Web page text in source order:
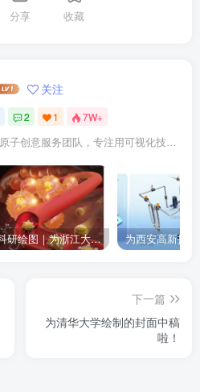
分享 收藏
关注
2 1 7W+
你好！这里是原子创意服务团队，专注用可视化技术点亮科研成果。我们提供： ✓ 期刊封面设计 ✓ 论文插图优化 ✓ 二维三维动画 ✓ 数字孪生建模 已成功服务10000+企业及科研人士。
科研绘图｜为浙江大学绘制的封面中稿啦！
下一篇
为清华大学绘制的封面中稿
啦！